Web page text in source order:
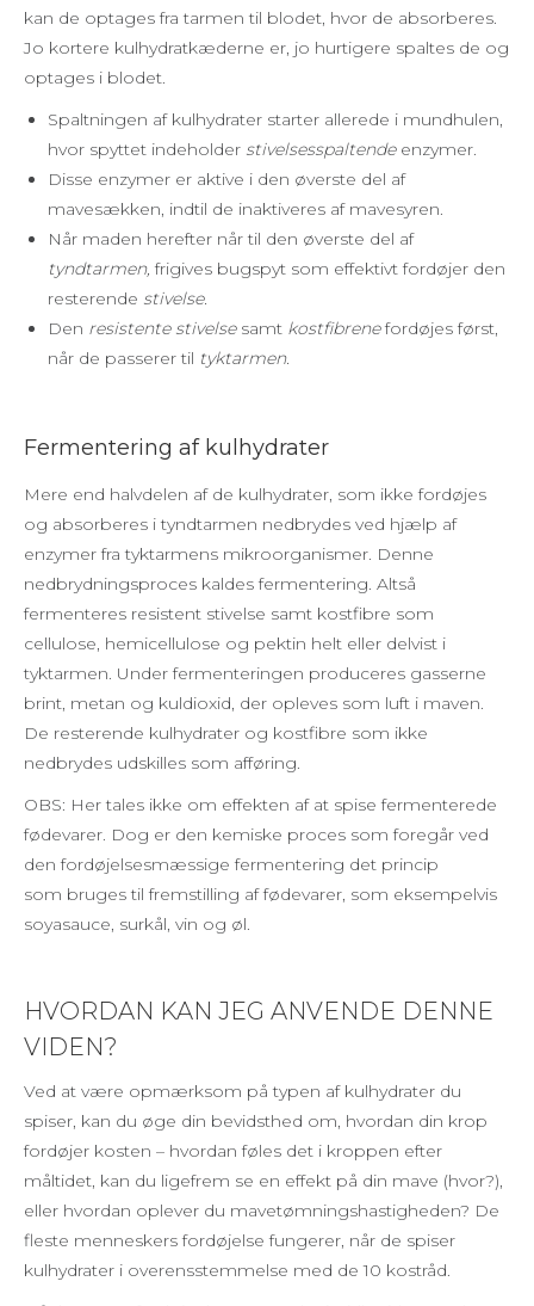
kan de optages fra tarmen til blodet, hvor de absorberes.
Jo kortere kulhydratkæderne er, jo hurtigere spaltes de og
optages i blodet.
Spaltningen af kulhydrater starter allerede i mundhulen,
hvor spyttet indeholder stivelsesspaltendeenzymer.
Disse enzymer er aktive i den øverste del af
mavesækken, indtil de inaktiveres af mavesyren.
Når maden herefter når til den øverste del af
tyndtarmen, frigives bugspyt som effektivt fordøjer den
resterende stivelse.
Den resistente stivelsesamt kostfibrenefordøjes først,
når de passerer til tyktarmen.
Fermentering af kulhydrater
Mere end halvdelen af de kulhydrater, som ikke fordøjes
og absorberes i tyndtarmen nedbrydes ved hjælp af
enzymer fra tyktarmens mikroorganismer. Denne
nedbrydningsproces kaldes fermentering. Altså
fermenteres resistent stivelse samt kostfibre som
cellulose, hemicellulose og pektin helt eller delvist i
tyktarmen. Under fermenteringen produceres gasserne
brint, metan og kuldioxid, der opleves som luft i maven.
De resterende kulhydrater og kostfibre som ikke
nedbrydes udskilles som afføring.
OBS: Her tales ikke om effekten af at spise fermenterede
fødevarer. Dog er den kemiske proces som foregår ved
den fordøjelsesmæssige fermentering det princip
som bruges til fremstilling af fødevarer, som eksempelvis
soyasauce, surkål, vin og øl.
HVORDAN KAN JEG ANVENDE DENNE
VIDEN?
Ved at være opmærksom på typen af kulhydrater du
spiser, kan du øge din bevidsthed om, hvordan din krop
fordøjer kosten – hvordan føles det i kroppen efter
måltidet, kan du ligefrem se en effekt på din mave (hvor?),
eller hvordan oplever du mavetømningshastigheden? De
fleste menneskers fordøjelse fungerer, når de spiser
kulhydrater i overensstemmelse med de 10 kostråd.